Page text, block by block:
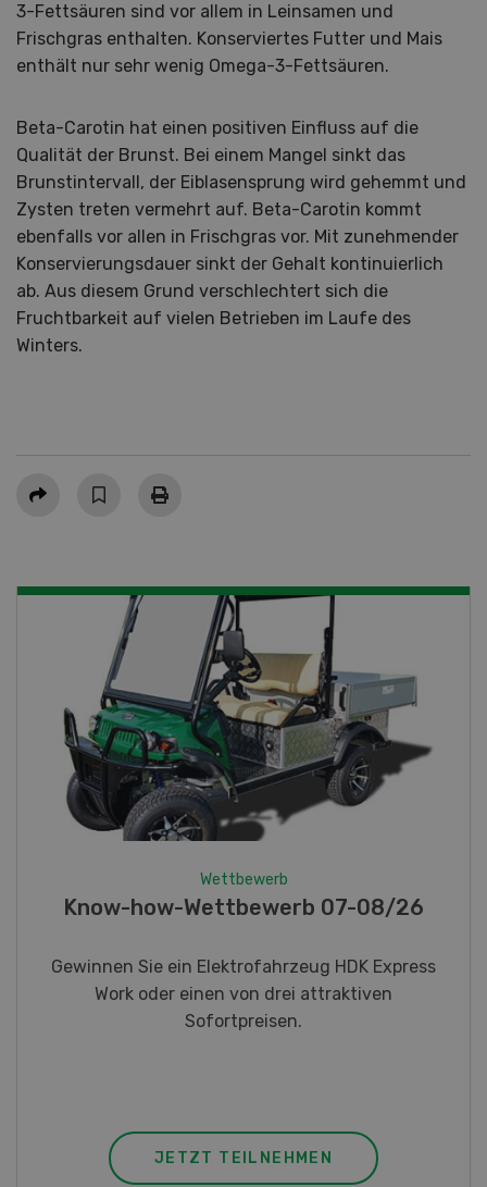
3-Fettsäuren sind vor allem in Leinsamen und
Frischgras enthalten. Konserviertes Futter und Mais
enthält nur sehr wenig Omega-3-Fettsäuren.
Beta-Carotin hat einen positiven Einfluss auf die
Qualität der Brunst. Bei einem Mangel sinkt das
Brunstintervall, der Eiblasensprung wird gehemmt und
Zysten treten vermehrt auf. Beta-Carotin kommt
ebenfalls vor allen in Frischgras vor. Mit zunehmender
Konservierungsdauer sinkt der Gehalt kontinuierlich
ab. Aus diesem Grund verschlechtert sich die
Fruchtbarkeit auf vielen Betrieben im Laufe des
Winters.
Teilen
Fotorätsel 07-08/26
Gewinnen Sie eines von fünf LANDI
Taschenmessern
JETZT TEILNEHMEN